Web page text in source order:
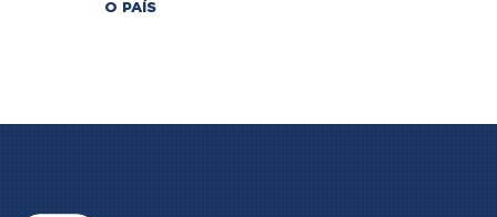
O PAÍS